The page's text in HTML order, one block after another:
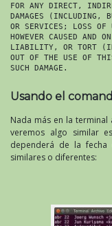
FOR ANY DIRECT,
DAMAGES (INCLUDING,
OR SERVICES; LOSS
HOWEVER CAUSED AND
LIABILITY, OR TORT
OUT OF THE USE OF
SUCH DAMAGE.
Usando el
Nada más en la
veremos algo similar
dependerá de la
similares o diferentes: